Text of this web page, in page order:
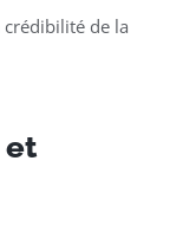
de la
et